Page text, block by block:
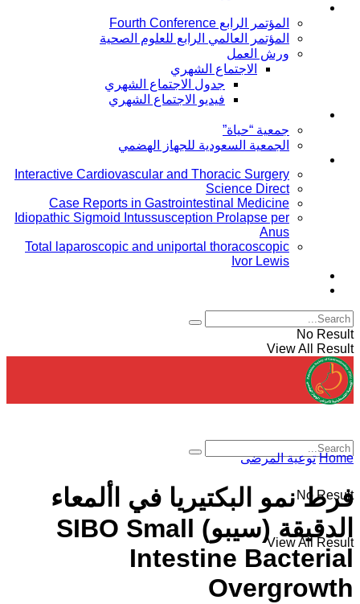
المؤتمر الرابع Fourth Conference
المؤتمر العالمي الرابع للعلوم الصحية
ورش العمل
الاجتماع الشهري
جدول الاجتماع الشهري
فيديو الاجتماع الشهري
جمعية “حياة”
الجمعية السعودية للجهاز الهضمي
Interactive Cardiovascular and Thoracic Surgery
Science Direct
Case Reports in Gastrointestinal Medicine
Idiopathic Sigmoid Intussusception Prolapse per
Anus
Total laparoscopic and uniportal thoracoscopic
Ivor Lewis
No Result
View All Result
No Result
View All Result
Home توعية المرضى
فرط نمو البكتيريا في األمعاء
الدقيقة (سيبو) SIBO Small
Intestine Bacterial
Overgrowth